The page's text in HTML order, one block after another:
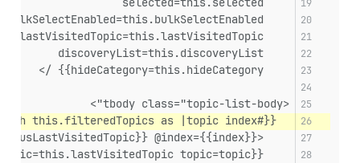
<tbody class="topic-list-body">
  {{#each this.filteredTopics as |topic index|}}
    <TopicListItem @topic={{topic}} @bulkSelectEnabled={{this.bulkSelectEnabled}} @showTopicPostBadges={{this.showTopicPostBadges}} @hideCategory={{this.hideCategory}} @showPosters={{this.showPosters}} @showLikes={{this.showLikes}} @showOpLikes={{this.showOpLikes}} @expandGloballyPinned={{this.expandGloballyPinned}} @expandAllPinned={{this.expandAllPinned}} @lastVisitedTopic={{this.lastVisitedTopic}} @selected={{this.selected}} @lastChecked={{this.lastChecked}} @tagsForUser={{this.tagsForUser}} @focusLastVisitedTopic={{this.focusLastVisitedTopic}} @index={{index}} />
    {{raw "list/visited-line" lastVisitedTopic=this.lastVisitedTopic topic=topic}}